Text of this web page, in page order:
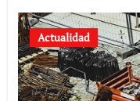
Actualidad